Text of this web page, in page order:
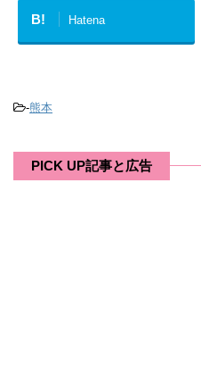
B! Hatena
-熊本
PICK UP記事と広告